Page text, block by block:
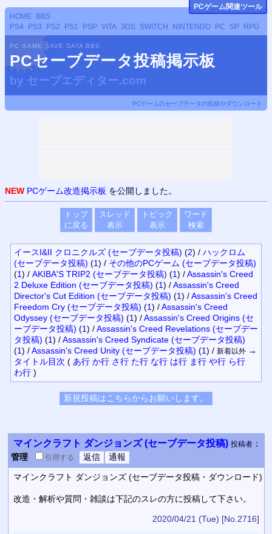
HOME
BBS
PS4
PS3 PS2 PS1 PSP VITA 3DS SWITCH NINTENDO PC SP RPG
PC GAME SAVE DATA BBS
PCセーブデータ投稿掲示板
by セーブエディター.com
PCゲームのセーブデータの投稿やダウンロード
NEW PCゲーム改造掲示板 を公開しました。
トップ
に戻る
スレッド
表示
トピック
表示
ワード
検索
イースI&II クロニクルズ (セーブデータ投稿) (2) / ハックロム
(セーブデータ投稿) (1) / その他のPCゲーム (セーブデータ投稿)
(1) / AKIBA'S TRIP2 (セーブデータ投稿) (1) /Assassin's Creed
2 Deluxe Edition (セーブデータ投稿) (1) /Assassin's Creed
Director's Cut Edition (セーブデータ投稿) (1) /Assassin's Creed
Freedom Cry (セーブデータ投稿) (1) /Assassin's Creed
Odyssey (セーブデータ投稿) (1) /Assassin's Creed Origins (セ
ーブデータ投稿) (1) /Assassin's Creed Revelations (セーブデー
タ投稿) (1) /Assassin's Creed Syndicate (セーブデータ投稿)
(1) /Assassin's Creed Unity (セーブデータ投稿) (1) / 新着以外 →
タイトル目次 ( あ行 か行 さ行 た行 な行 は行 ま行 や行 ら行
わ行 )
マインクラフト ダンジョンズ (セーブデータ投稿) 投稿者：
管理
引用する
マインクラフト ダンジョンズ (セーブデータ投稿・ダウンロード)
改造・解析や質問・雑談は下記のスレの方に投稿して下さい。
2020/04/21 (Tue) [No.2716]
PCゲーム関連ツール